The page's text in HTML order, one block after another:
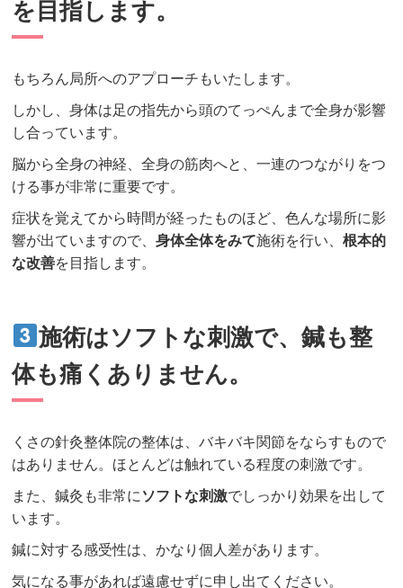
を目指します。
もちろん局所へのアプローチもいたします。
しかし、身体は足の指先から頭のてっぺんまで全身が影響
し合っています。
脳から全身の神経、全身の筋肉へと、一連のつながりをつ
ける事が非常に重要です。
症状を覚えてから時間が経ったものほど、色んな場所に影
響が出ていますので、身体全体をみて施術を行い、根本的
な改善を目指します。
施術はソフトな刺激で、鍼も整
体も痛くありません。
くさの針灸整体院の整体は、バキバキ関節をならすもので
はありません。ほとんどは触れている程度の刺激です。
また、鍼灸も非常に ソフトな刺激でしっかり効果を出して
います。
鍼に対する感受性は、かなり個人差があります。
気になる事があれば遠慮せずに申し出てください。